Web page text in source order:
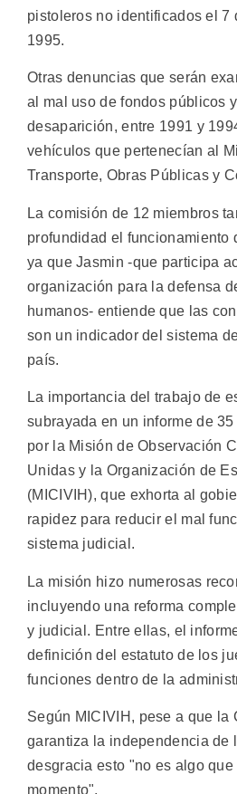
pistoleros no identificados el 7
1995.
Otras denuncias que serán
al mal uso de fondos públicos
desaparición, entre 1991 y
vehículos que pertenecían al
Transporte, Obras Públicas y
La comisión de 12 miembros
profundidad el funcionamiento
ya que Jasmin -que participa
organización para la defensa
humanos- entiende que las
son un indicador del sistema
país.
La importancia del trabajo de
subrayada en un informe de
por la Misión de Observación
Unidas y la Organización de
(MICIVIH), que exhorta al
rapidez para reducir el mal
sistema judicial.
La misión hizo numerosas
incluyendo una reforma
y judicial. Entre ellas, el
definición del estatuto de los
funciones dentro de la
Según MICIVIH, pese a que la
garantiza la independencia de
desgracia esto "no es algo
momento".